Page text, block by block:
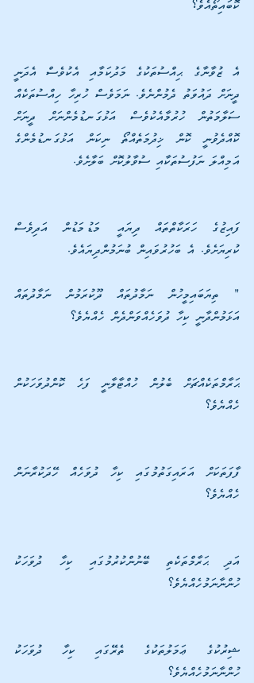
ކޮބައިތޯއެވެ؟
އެ ޒުވާނާގެ ޙިއްސުތަކުގެ މަދުކަމާއި އެކުވެސް އެދަނީ
ސަލާމަތުން ހުރުމާއެކުވެސް އަޅުގަނޑުމެންނަށް ދީނަށް
އަމިއްލަ ނަފުސުތަކާއި ސުވާލުކޮށް ބަލާށެވެ.
ކުރިޔަށެވެ. އެ ބަހުރުވައިން ބުނަމުންދިޔައެވެ.
އަޅަމުންދާނީ ކިހާ ދުވަހެއްވަންދެން ހެއްޔެވެ؟
ޙަރާމްތަކެއްޗަށް ބެލުން ހުއްޓާލާނީ ފަހެ ކޮންދުވަހަކުން
ހެއްޔެވެ؟
ފާފަތަކަށް އަރައިގަތުމުގައި ކިހާ ދުވަހެއް ހޭދަކުރާނަން
ހެއްޔެވެ؟
ހުންނާނަމުހެއްޔެވެ؟
ހުންނާނަމުހެއްޔެވެ؟